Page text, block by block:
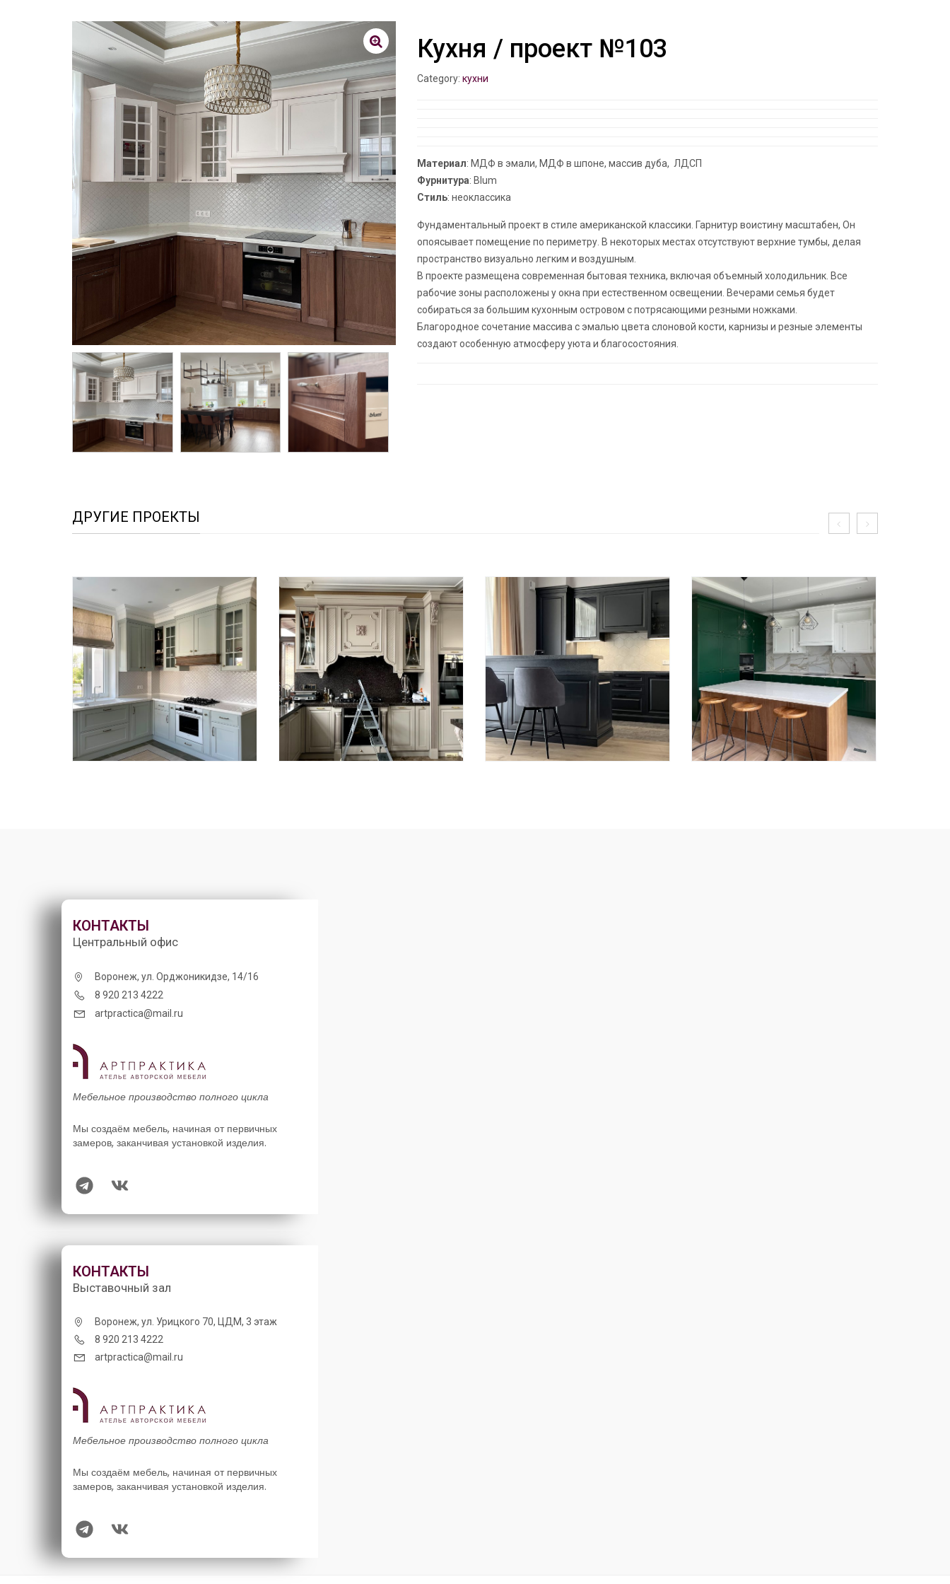
Кухня / проект №103
Category: кухни
Материал: МДФ в эмали, МДФ в шпоне, массив дуба, ЛДСП
Фурнитура: Blum
Стиль: неоклассика
Фундаментальный проект в стиле американской классики. Гарнитур воистину масштабен, Он
опоясывает помещение по периметру. В некоторых местах отсутствуют верхние тумбы, делая
пространство визуально легким и воздушным.
В проекте размещена современная бытовая техника, включая объемный холодильник. Все
рабочие зоны расположены у окна при естественном освещении. Вечерами семья будет
собираться за большим кухонным островом с потрясающими резными ножками.
Благородное сочетание массива с эмалью цвета слоновой кости, карнизы и резные элементы
создают особенную атмосферу уюта и благосостояния.
ДРУГИЕ ПРОЕКТЫ
КОНТАКТЫ
Центральный офис
Воронеж, ул. Орджоникидзе, 14/16
8 920 213 4222
artpractica@mail.ru
Мебельное производство полного цикла
Мы создаём мебель, начиная от первичных
замеров, заканчивая установкой изделия.
КОНТАКТЫ
Выставочный зал
Воронеж, ул. Урицкого 70, ЦДМ, 3 этаж
8 920 213 4222
artpractica@mail.ru
Мебельное производство полного цикла
Мы создаём мебель, начиная от первичных
замеров, заканчивая установкой изделия.